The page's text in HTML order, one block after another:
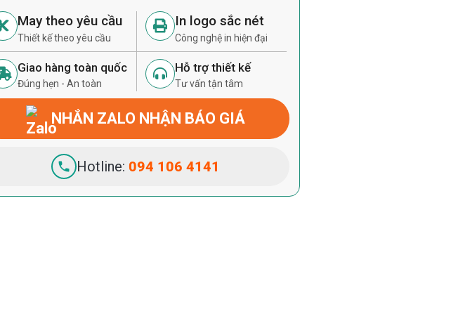
May theo yêu cầu
Thiết kế theo yêu cầu
In logo sắc nét
Công nghệ in hiện đại
Giao hàng toàn quốc
Đúng hẹn - An toàn
Hỗ trợ thiết kế
Tư vấn tận tâm
NHẮN ZALO NHẬN BÁO GIÁ
Hotline: 094 106 4141